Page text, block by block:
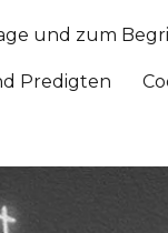
und zum
Predigten